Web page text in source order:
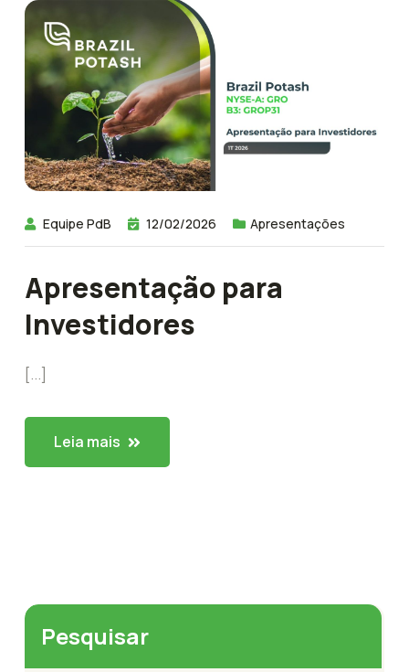
Equipe PdB 12/02/2026 Apresentações
Apresentação para
Investidores
[...]
Leia mais
Pesquisar